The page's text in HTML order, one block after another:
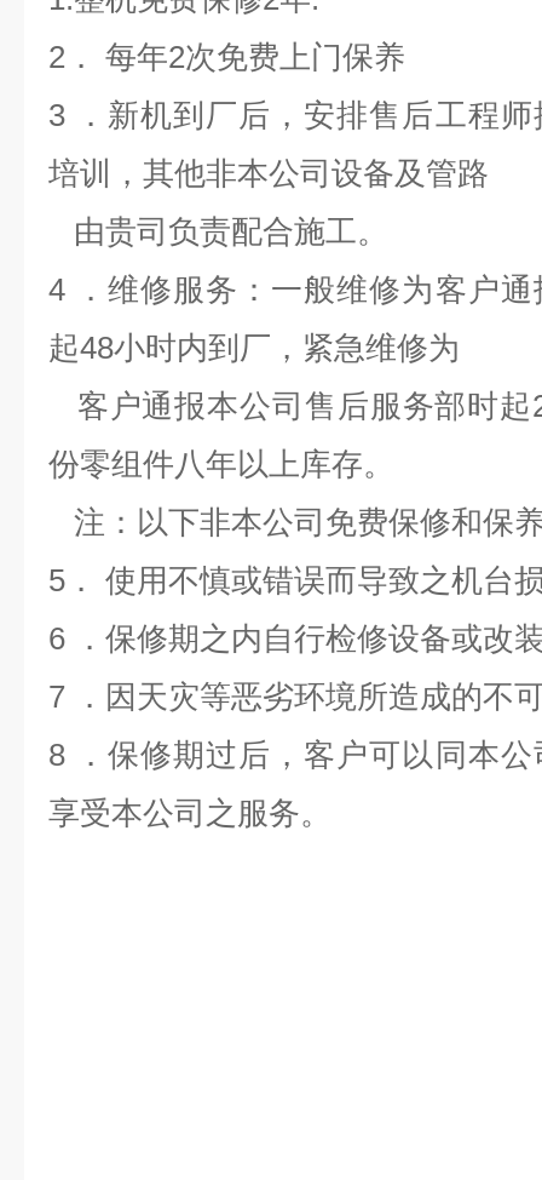
2． 每年2次免费上门保养
3 ．新机到厂后，安排售后工程
培训，其他非本公司设备及管路
由贵司负责配合施工。
4 ．维修服务：一般维修为客户
起48小时内到厂，紧急维修为
客户通报本公司售后服务部时起
份零组件八年以上库存。
注：以下非本公司免费保修和保
5． 使用不慎或错误而导致之机台
6 ．保修期之内自行检修设备或改
7 ．因天灾等恶劣环境所造成的不
8 ．保修期过后，客户可以同本
享受本公司之服务。